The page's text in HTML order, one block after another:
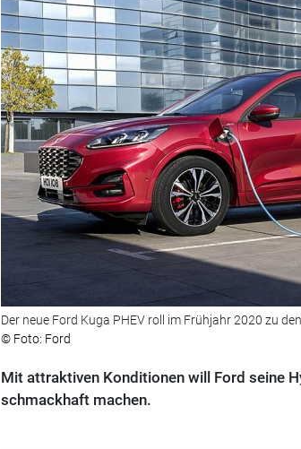
Der neue Ford Kuga PHEV roll im Frühjahr 2020 zu
© Foto: Ford
Mit attraktiven Konditionen will Ford seine
schmackhaft machen.